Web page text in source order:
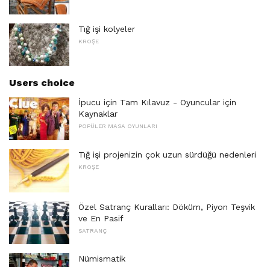
Tığ işi kolyeler
KROŞE
Users choice
İpucu için Tam Kılavuz - Oyuncular için
Kaynaklar
POPÜLER MASA OYUNLARI
Tığ işi projenizin çok uzun sürdüğü nedenleri
KROŞE
Özel Satranç Kuralları: Döküm, Piyon Teşvik
ve En Pasif
SATRANÇ
Nümismatik